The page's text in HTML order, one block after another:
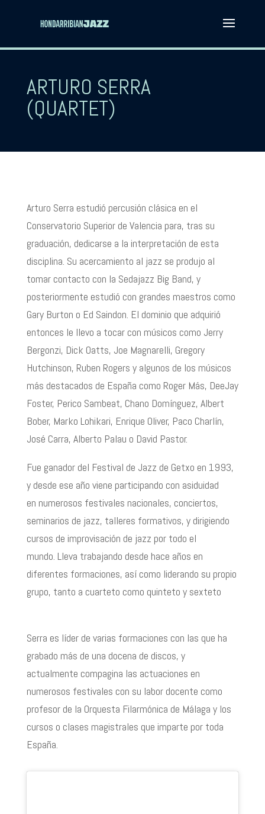
ARTURO SERRA
(QUARTET)
Arturo Serra estudió percusión clásica en el
Conservatorio Superior de Valencia para, tras su
graduación, dedicarse a la interpretación de esta
disciplina. Su acercamiento al jazz se produjo al
tomar contacto con la Sedajazz Big Band, y
posteriormente estudió con grandes maestros como
Gary Burton o Ed Saindon. El dominio que adquirió
entonces le llevo a tocar con músicos como Jerry
Bergonzi, Dick Oatts, Joe Magnarelli, Gregory
Hutchinson, Ruben Rogers y algunos de los músicos
más destacados de España como Roger Más, DeeJay
Foster, Perico Sambeat, Chano Domínguez, Albert
Bober, Marko Lohikari, Enrique Oliver, Paco Charlín,
José Carra, Alberto Palau o David Pastor.
Fue ganador del Festival de Jazz de Getxo en 1993,
y desde ese año viene participando con asiduidad
en numerosos festivales nacionales, conciertos,
seminarios de jazz, talleres formativos, y dirigiendo
cursos de improvisación de jazz por todo el
mundo. Lleva trabajando desde hace años en
diferentes formaciones, así como liderando su propio
grupo, tanto a cuarteto como quinteto y sexteto
Serra es líder de varias formaciones con las que ha
grabado más de una docena de discos, y
actualmente compagina las actuaciones en
numerosos festivales con su labor docente como
profesor de la Orquesta Filarmónica de Málaga y los
cursos o clases magistrales que imparte por toda
España.